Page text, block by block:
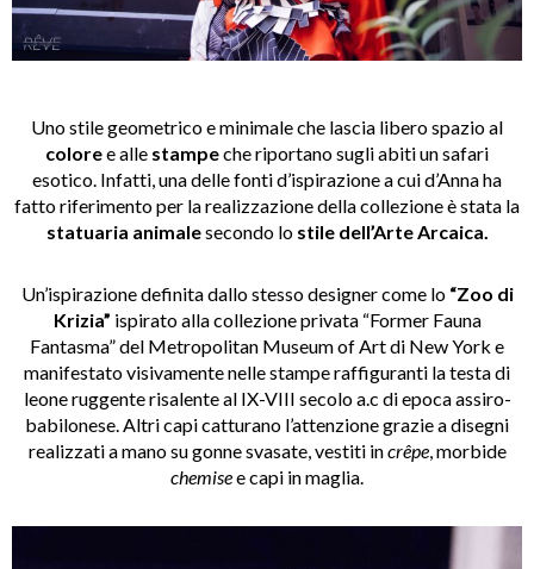
Uno stile geometrico e minimale che lascia libero spazio al
coloree alle stampeche riportano sugli abiti un safari
esotico. Infatti, una delle fonti d’ispirazione a cui d’Anna ha
fatto riferimento per la realizzazione della collezione è stata la
statuaria animalesecondo lo stile dell’Arte Arcaica.
Un’ispirazione definita dallo stesso designer come lo “Zoo di
Krizia” ispirato alla collezione privata “Former Fauna
Fantasma” del Metropolitan Museum of Art di New York e
manifestato visivamente nelle stampe raffiguranti la testa di
leone ruggente risalente al IX-VIII secolo a.c di epoca assiro-
babilonese. Altri capi catturano l’attenzione grazie a disegni
realizzati a mano su gonne svasate, vestiti incrêpe, morbide
chemisee capi in maglia.